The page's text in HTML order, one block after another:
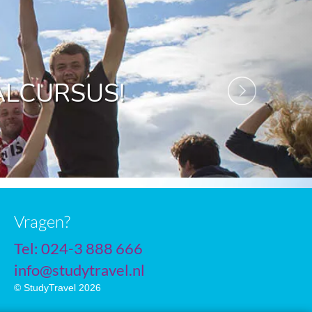
Vragen?
Tel: 024-3 888 666
info@studytravel.nl
© StudyTravel 2026